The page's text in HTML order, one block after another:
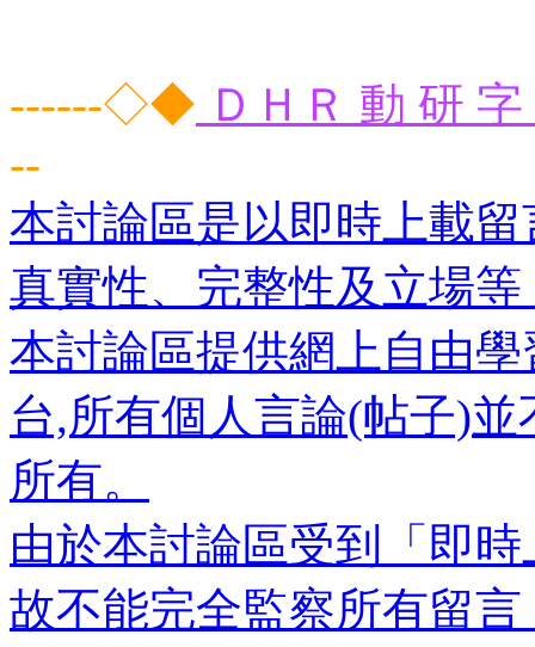
------◇◆ ＤＨＲ 動 研
--
本討論區是以即時上載
真實性、完整性及立場
本討論區提供網上自由
台,所有個人言論(帖子)
所有。
由於本討論區受到「即
故不能完全監察所有留